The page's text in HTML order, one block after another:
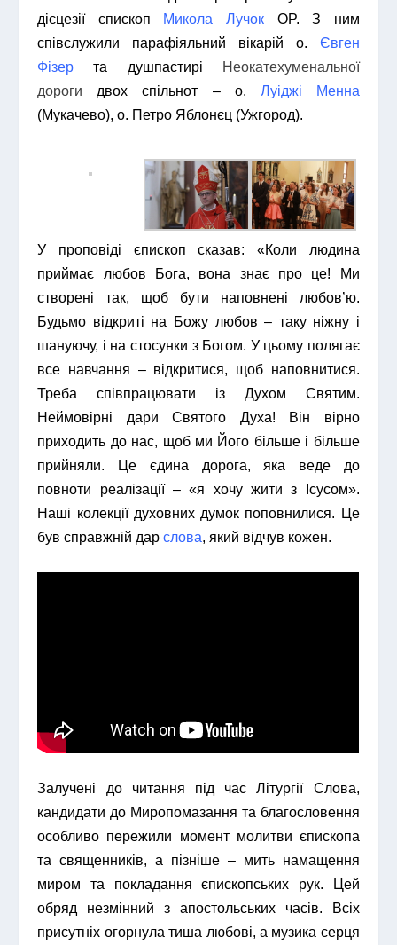
дієцезії єпископ Микола Лучок OP. З ним
співслужили парафіяльний вікарій о. Євген
Фізер та душпастирі
Неокатехуменальної
дороги двох спільнот – о. Луіджі Менна
(Мукачево), о. Петро Яблонєц (Ужгород).
У проповіді єпископ сказав: «Коли людина
приймає любов Бога, вона знає про це! Ми
створені так, щоб бути наповнені любов’ю.
Будьмо відкриті на Божу любов – таку ніжну і
шануючу, і на стосунки з Богом. У цьому полягає
все навчання – відкритися, щоб наповнитися.
Треба співпрацювати із Духом Святим.
Неймовірні дари Святого Духа! Він вірно
приходить до нас, щоб ми Його більше і більше
прийняли. Це єдина дорога, яка веде до
повноти реалізації – «я хочу жити з Ісусом».
Наші колекції духовних думок поповнилися. Це
був справжній дарслова, який відчув кожен.
Залучені до читання під час Літургії Слова,
кандидати до Миропомазання та благословення
особливо пережили момент молитви єпископа
та священників, а пізніше – мить намащення
миром та покладання єпископських рук. Цей
обряд незмінний з апостольських часів. Всіх
присутніх огорнула тиша любові, а музика серця